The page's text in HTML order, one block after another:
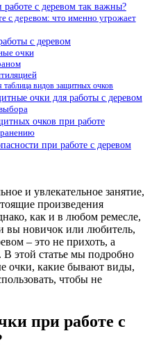
с деревом так важны?
с деревом: что именно угрожает
с деревом
очки
таблица видов защитных очков
очки для работы с деревом
очков при работе
при работе с деревом
и увлекательное занятие,
произведения
как и в любом ремесле,
вы новичок или любитель,
– это не прихоть, а
В этой статье мы подробно
очки, какие бывают виды,
чтобы не
при работе с